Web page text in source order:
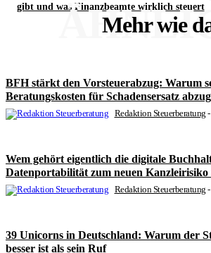
gibt und was Finanzbeamte wirklich steuert
Mehr wie
BFH stärkt den Vorsteuerabzug: Warum
Beratungskosten für Schadensersatz
Redaktion Steuerberatung -
Wem gehört eigentlich die digitale
Datenportabilität zum neuen
Redaktion Steuerberatung -
39 Unicorns in Deutschland: Warum der
besser ist als sein Ruf